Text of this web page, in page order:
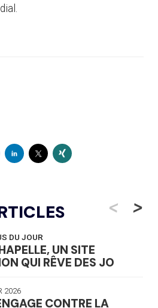
<
DU JOUR
UN SITE
QUI RÊVE DES JO
2026
CONTRE LA
>